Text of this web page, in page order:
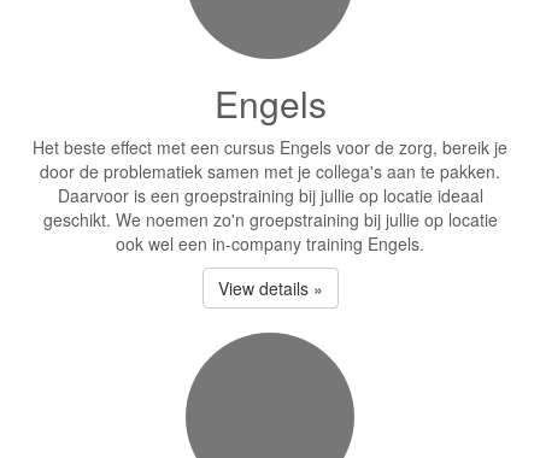
Engels
Het beste effect met een cursus Engels voor de zorg, bereik je
door de problematiek samen met je collega's aan te pakken.
Daarvoor is een groepstraining bij jullie op locatie ideaal
geschikt. We noemen zo'n groepstraining bij jullie op locatie
ook wel een in-company training Engels.
View details »